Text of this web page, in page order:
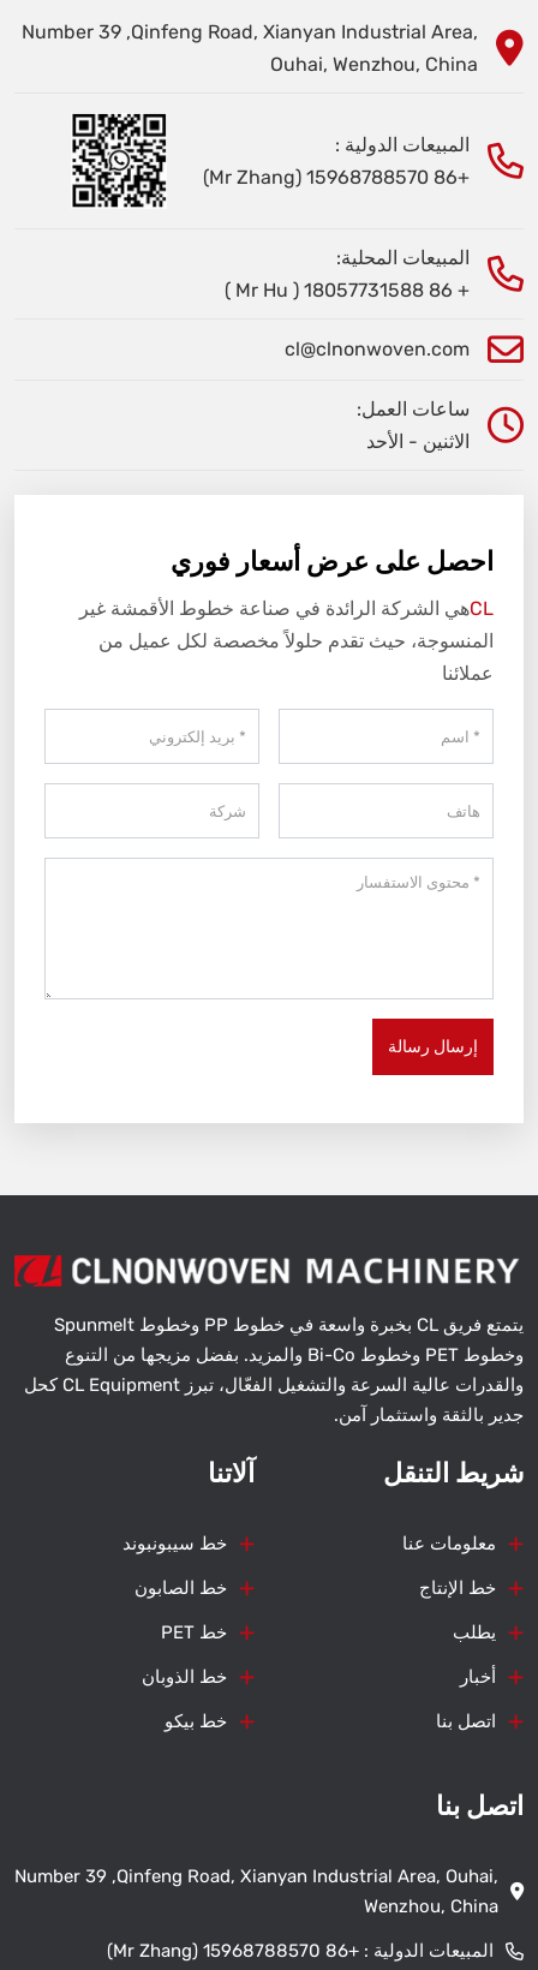
Number 39 ,Qinfeng Road, Xianyan Industrial Area,
Ouhai, Wenzhou, China
المبيعات الدولية :
+86 15968788570 (Mr Zhang)
المبيعات المحلية:
+ 86 18057731588 ( Mr Hu )
cl@clnonwoven.com
ساعات العمل:
الاثنين - الأحد
احصل على عرض أسعار فوري
CLهي الشركة الرائدة في صناعة خطوط الأقمشة غير
المنسوجة، حيث تقدم حلولاً مخصصة لكل عميل من
عملائنا
إرسال رسالة
يتمتع فريق CL بخبرة واسعة في خطوط PP وخطوط Spunmelt
وخطوط PET وخطوط Bi-Co والمزيد. بفضل مزيجها من التنوع
والقدرات عالية السرعة والتشغيل الفعّال، تبرز CL Equipment كحل
جدير بالثقة واستثمار آمن.
شريط التنقل
معلومات عنا
خط الإنتاج
يطلب
أخبار
اتصل بنا
آلاتنا
خط سيبونبوند
خط الصابون
خط PET
خط الذوبان
خط بيكو
اتصل بنا
Number 39 ,Qinfeng Road, Xianyan Industrial Area, Ouhai,
Wenzhou, China
المبيعات الدولية : +86 15968788570 (Mr Zhang)